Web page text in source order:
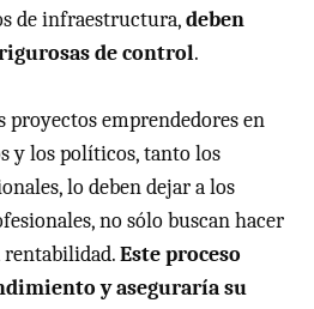
de infraestructura,deben
de control.
proyectos emprendedores en
y los políticos, tanto los
lo deben dejar a los
no sólo buscan hacer
rentabilidad.Este proceso
y aseguraría su